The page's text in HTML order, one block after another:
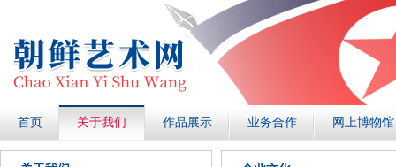
首页 关于我们 作品展示 业务合作 网上博物馆